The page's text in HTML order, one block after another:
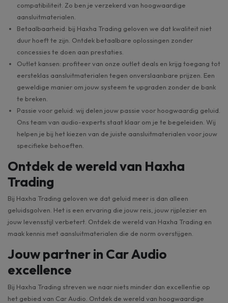
compatibiliteit. Zo ben je verzekerd van hoogwaardige
aansluitmaterialen.
Betaalbaarheid: bij Haxha Trading geloven we dat kwaliteit niet
duur hoeft te zijn. Ontdek betaalbare oplossingen zonder
concessies te doen aan prestaties.
Outlet kansen: profiteer van onze outlet deals en krijg toegang tot
eersteklas aansluitmaterialen tegen onverslaanbare prijzen. Een
geweldige manier om jouw systeem te upgraden zonder de bank
te breken.
Passie voor geluid: wij delen jouw passie voor hoogwaardig geluid.
Ons team van audio-experts staat klaar om je te begeleiden. Wij
helpen je bij het kiezen van de juiste aansluitmaterialen voor jouw
specifieke behoeften.
Ontdek de wereld van Haxha
Trading
Bij Haxha Trading geloven we dat geluid meer is dan alleen
geluidsgolven. Het is een ervaring die jouw reis, jouw rijplezier en
jouw levensstijl verbetert. Ontdek de wereld van Haxha Trading en
maak kennis met aansluitmaterialen die de norm overstijgen.
Jouw partner in Car Audio
excellence
Bij Haxha Trading streven we naar niets minder dan excellentie op
het gebied van Car Audio. Ontdek de wereld van hoogwaardige